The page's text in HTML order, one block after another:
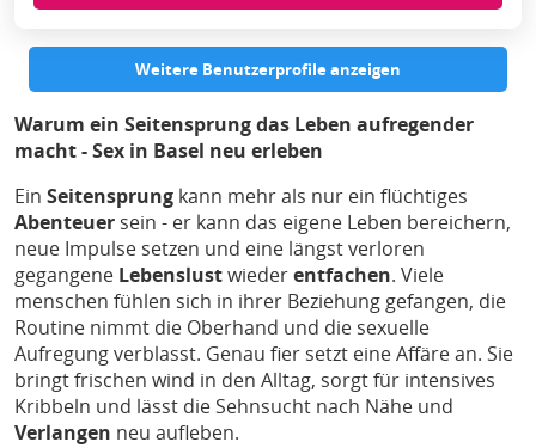
Weitere Benutzerprofile anzeigen
Warum ein Seitensprung das Leben aufregender
macht - Sex in Basel neu erleben
Ein Seitensprung kann mehr als nur ein flüchtiges
Abenteuer sein - er kann das eigene Leben bereichern,
neue Impulse setzen und eine längst verloren
gegangene Lebenslustwiederentfachen. Viele
menschen fühlen sich in ihrer Beziehung gefangen, die
Routine nimmt die Oberhand und die sexuelle
Aufregung verblasst. Genau fier setzt eine Affäre an. Sie
bringt frischen wind in den Alltag, sorgt für intensives
Kribbeln und lässt die Sehnsucht nach Nähe und
Verlangen neu aufleben.